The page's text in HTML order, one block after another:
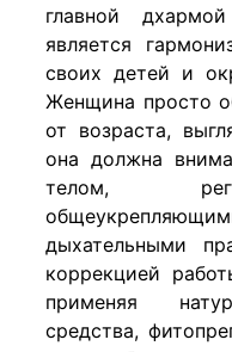
главной
является
своих детей и
Женщина просто
от возраста,
она должна
телом,
дыхательными
коррекцией
применяя
средства,